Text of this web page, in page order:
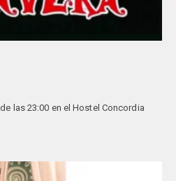
las 23:00 en el Hostel Concordia